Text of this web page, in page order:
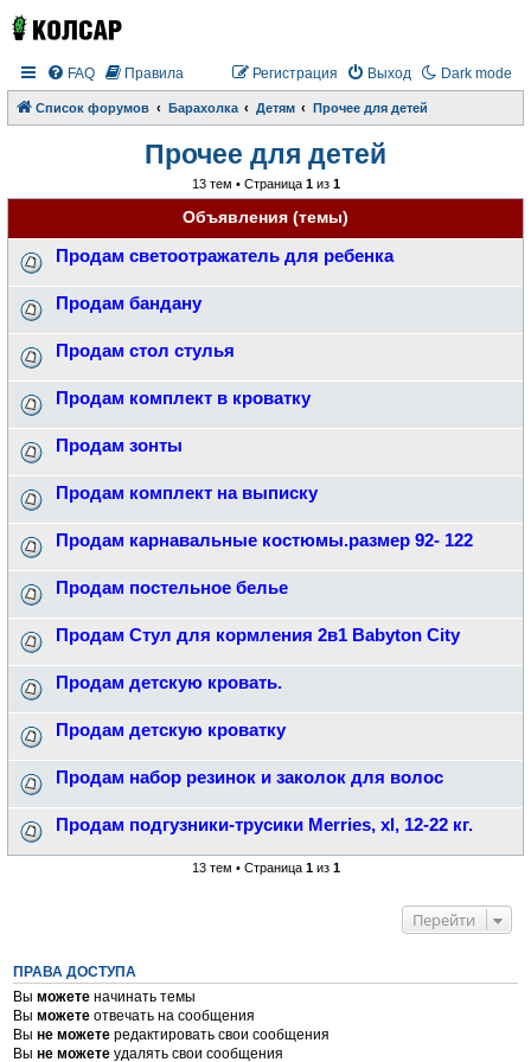
Dark mode
FAQ Правила Выход
Регистрация
Список форумов Барахолка Детям Прочее для детей
Прочее для детей
13 тем • Страница 1из 1
Объявления (темы)
Продам светоотражатель для ребенка
Продам бандану
Продам стол стулья
Продам комплект в кроватку
Продам зонты
Продам комплект на выписку
Продам карнавальные костюмы.размер 92- 122
Продам постельное белье
Продам Стул для кормления 2в1 Babyton City
Продам детскую кровать.
Продам детскую кроватку
Продам набор резинок и заколок для волос
Продам подгузники-трусики Merries, xl, 12-22 кг.
13 тем • Страница 1из 1
Перейти
ПРАВА ДОСТУПА
Выможете начинать темы
Выможете отвечать на сообщения
Выне можете редактировать свои сообщения
Выне можете удалять свои сообщения